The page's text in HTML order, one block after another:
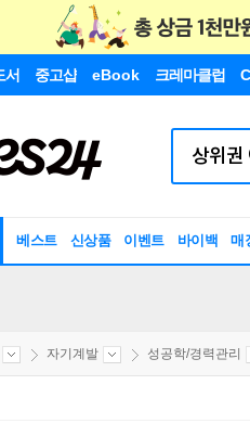
서 중고샵 eBook 크레마클럽
베스트 신상품 이벤트 바이백 매
자기계발 성공학/경력관리